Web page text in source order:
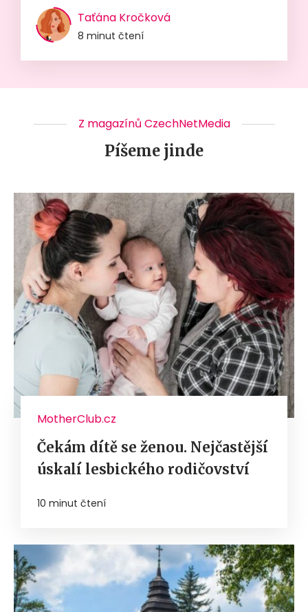
Taťána Kročková
8 minut čtení
Z magazínů CzechNetMedia
Píšeme jinde
MotherClub.cz
Čekám dítě se ženou. Nejčastější
úskalí lesbického rodičovství
10 minut čtení